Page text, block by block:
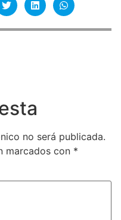
no será publicada.
marcados con *